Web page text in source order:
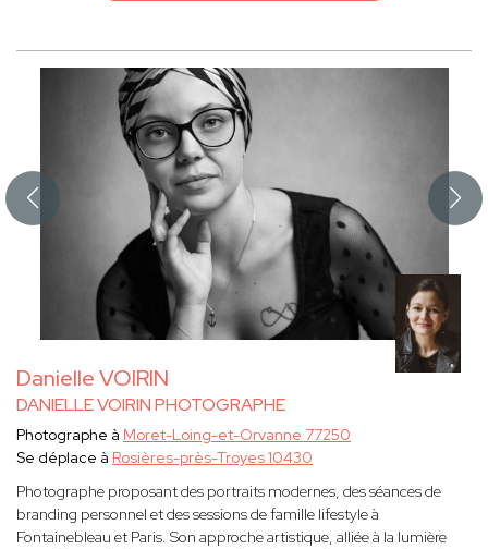
Danielle VOIRIN
DANIELLE VOIRIN PHOTOGRAPHE
Photographe à Moret-Loing-et-Orvanne 77250
Se déplace à Rosières-près-Troyes 10430
Photographe proposant des portraits modernes, des séances de
branding personnel et des sessions de famille lifestyle à
Fontainebleau et Paris. Son approche artistique, alliée à la lumière